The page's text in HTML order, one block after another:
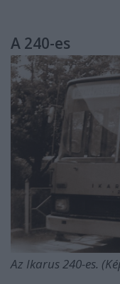
A 240-es
Az Ikarus 240-es.